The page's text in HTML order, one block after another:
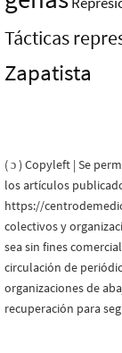
Tácticas
Zapatista
( ɔ ) Copyleft | Se
los artículos
https://
colectivos y
sea sin fines
circulación de
organizaciones de
recuperación para